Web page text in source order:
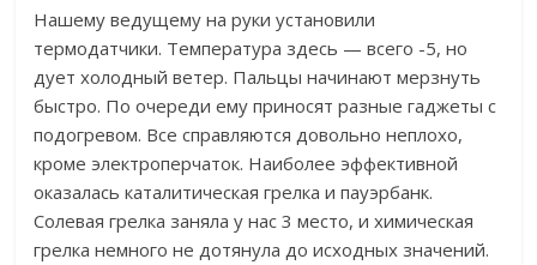
Нашему ведущему на руки установили
термодатчики. Температура здесь — всего -5, но
дует холодный ветер. Пальцы начинают мерзнуть
быстро. По очереди ему приносят разные гаджеты с
подогревом. Все справляются довольно неплохо,
кроме электроперчаток. Наиболее эффективной
оказалась каталитическая грелка и пауэрбанк.
Солевая грелка заняла у нас 3 место, и химическая
грелка немного не дотянула до исходных значений.